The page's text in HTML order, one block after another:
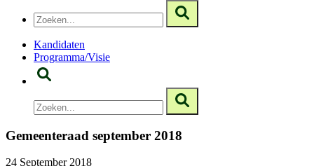
Kandidaten
Programma/Visie
Gemeenteraad september 2018
24 September 2018